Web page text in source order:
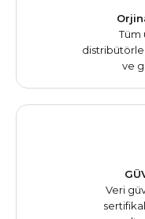
Tüm
ve
Veri